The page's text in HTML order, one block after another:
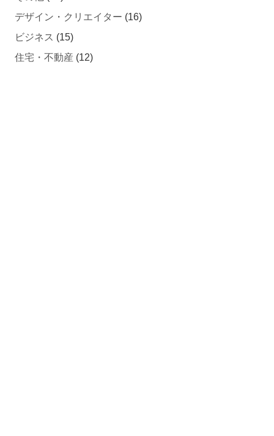
ビジネス (15)
住宅・不動産